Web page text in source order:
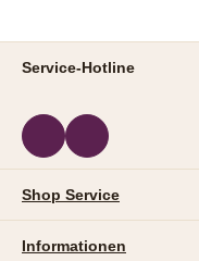
Service-Hotline
Shop Service
Informationen